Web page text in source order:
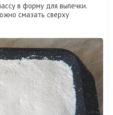
в форму для выпечки.
смазать сверху